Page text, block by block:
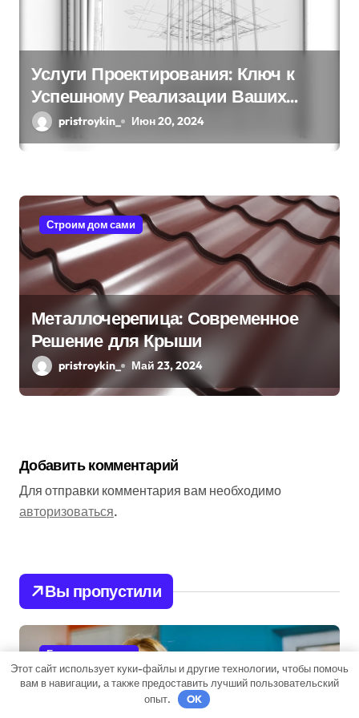
Услуги Проектирования: Ключ к
Успешному Реализации Ваших
Идейpristroykin_ Июн 20, 2024
Строим дом сами
Металлочерепица: Современное
Решение для Крыши
pristroykin_ Май 23, 2024
Добавить комментарий
Для отправки комментария вам необходимо
авторизоваться.
Вы пропустили
Бизнес советник
Этот сайт использует куки-файлы и другие технологии, чтобы помочь
вам в навигации, а также предоставить лучший пользовательский
опыт.
OK